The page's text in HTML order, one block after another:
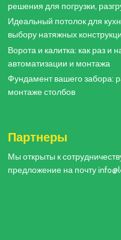
решения для погрузки,
Идеальный потолок для
выбору натяжных
Ворота и калитка: как раз и
автоматизации и монтажа
Фундамент вашего забора:
монтаже столбов
Партнеры
Мы открыты к
предложение на почту